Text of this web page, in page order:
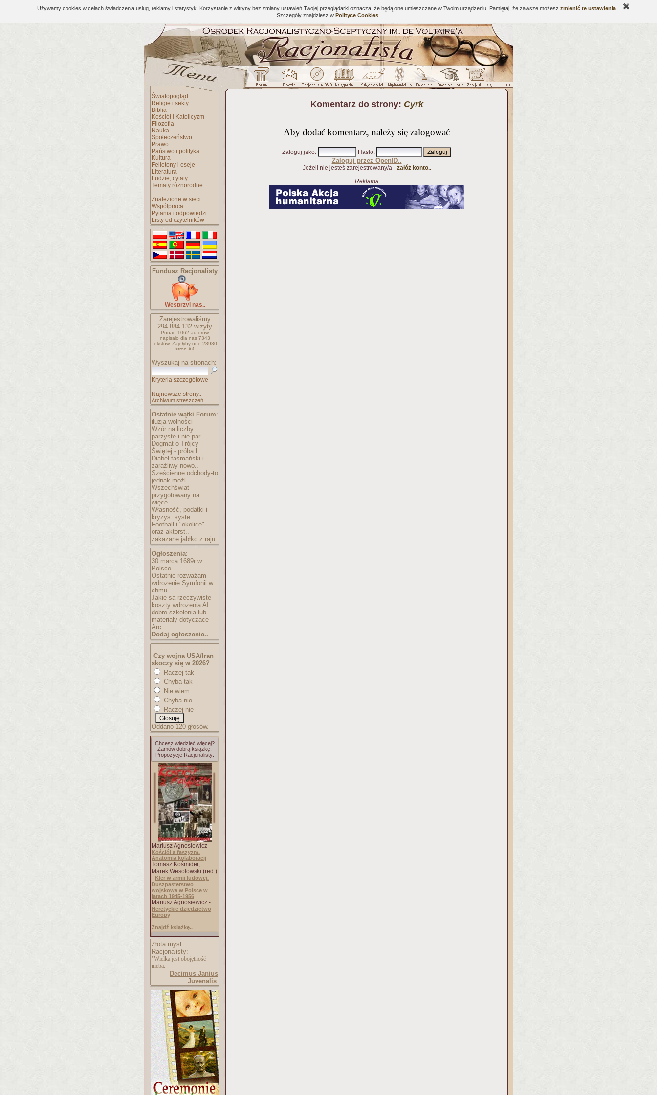
Używamy cookies w celach świadczenia usług, reklamy i statystyk. Korzystanie z witryny bez zmiany ustawień Twojej przeglądarki oznacza, że będą one umieszczane w Twoim urządzeniu. Pamiętaj, że zawsze możesz zmienić te ustawienia
Szczegóły znajdziesz w Polityce Cookies
Światopogląd
Religie i sekty
Biblia
Kościół i Katolicyzm
Filozofia
Nauka
Społeczeństwo
Prawo
Państwo i polityka
Kultura
Felietony i eseje
Literatura
Ludzie, cytaty
Tematy różnorodne
Znalezione w sieci
Współpraca
Pytania i odpowiedzi
Listy od czytelników
Fundusz Racjonalisty
Wesprzyj nas..
Zarejestrowaliśmy
294.884.132 wizyty
Ponad 1062 autorów
napisało dla nas 7343
tekstów. Zajęłyby one 28930
stron A4
Wyszukaj na stronach:
Kryteria szczegółowe
Najnowsze strony..
Archiwum streszczeń..
Ostatnie wątki Forum:
iluzja wolności
Wzór na liczby
parzyste i nie par..
Dogmat o Trójcy
Świętej - próba l..
Diabeł tasmański i
zaraźliwy nowo..
Sześcienne odchody-to
jednak możl..
Wszechświat
przygotowany na
więce..
Własność, podatki i
kryzys: syste..
Football i "okolice"
oraz aktorst..
zakazane jabłko z raju
Ogłoszenia:
30 marca 1689r w
Polsce
Ostatnio rozważam
wdrożenie Symfonii w
chmu..
Jakie są rzeczywiste
koszty wdrożenia AI
dobre szkolenia lub
materiały dotyczące
Arc..
Dodaj ogłoszenie..
Czy wojna USA/Iran
skoczy się w 2026?
Raczej tak
Chyba tak
Nie wiem
Chyba nie
Raczej nie
Oddano 120 głosów.
Chcesz wiedzieć więcej?
Zamów dobrą książkę.
Propozycje Racjonalisty:
Mariusz Agnosiewicz -
Kościół a faszyzm.
Anatomia kolaboracji
Tomasz Kośmider,
Marek Wesołowski (red.)
- Kler w armii ludowej.
Duszpasterstwo
wojskowe w Polsce w
latach 1945-1956
Mariusz Agnosiewicz -
Heretyckie dziedzictwo
Europy
Znajdź książkę..
Złota myśl
Racjonalisty:
"Wielka jest obojętność
nieba."
Decimus Janius
Juvenalis
Komentarz do strony: Cyrk
Aby dodać komentarz, należy się zalogować
Zaloguj jako: Hasło:
Zaloguj przez OpenID..
Jeżeli nie jesteś zarejestrowany/a - załóż konto..
Reklama